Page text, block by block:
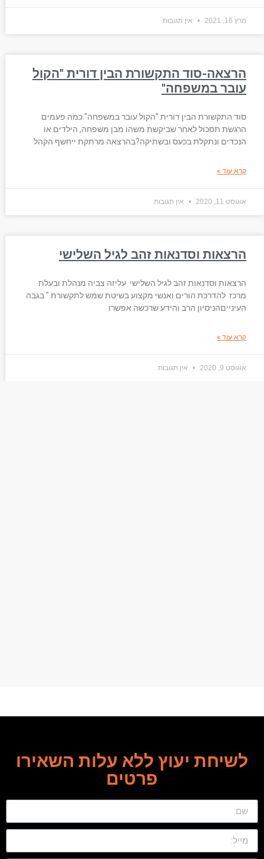
מרץ 16, 2021 אין תגובות
הרצאה-סוד התקשורת הבין דורית "הקול
עובר במשפחה"
סוד התקשורת הבין דורית "הקול עובר במשפחה" כמה פעמים
הרגשת תסכול לאחר שביקשת משהו מבן משפחה, הילדים או
הנכדים ונתקלת בכעס ובשתיקה?בהרצאה מרתקת ייחשף הקהל
קרא עוד »
אוגוסט 11, 2020 אין תגובות
הרצאות וסדנאות זהב לגיל השלישי
הרצאות וסדנאות זהב לגיל השלישי עליזה צביה מנהלת ובעלת
מרכז ‏ להדרכת הורים ואנשי מקצוע בשיטת שמש לתקשורת " בגבה
העינייםהניסיון הרב והידע שרכשה ‏אפשרו
קרא עוד »
אוגוסט 9, 2020 אין תגובות
לשיחת יעוץ ללא עלות השאירו
פרטים